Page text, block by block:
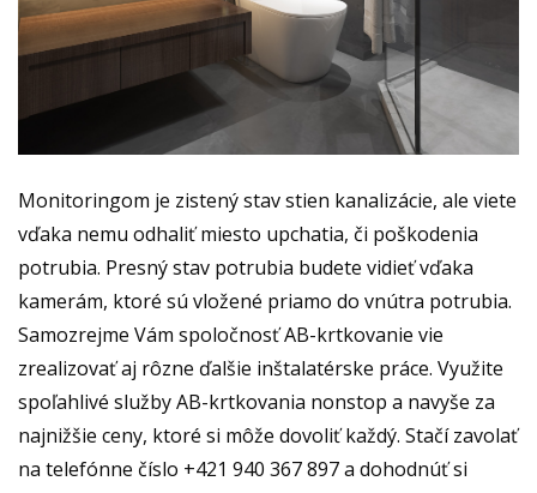
Monitoringom je zistený stav stien kanalizácie, ale viete
vďaka nemu odhaliť miesto upchatia, či poškodenia
potrubia. Presný stav potrubia budete vidieť vďaka
kamerám, ktoré sú vložené priamo do vnútra potrubia.
Samozrejme Vám spoločnosť AB-krtkovanie vie
zrealizovať aj rôzne ďalšie inštalatérske práce. Využite
spoľahlivé služby AB-krtkovania nonstop a navyše za
najnižšie ceny, ktoré si môže dovoliť každý. Stačí zavolať
na telefónne číslo +421 940 367 897 a dohodnúť si